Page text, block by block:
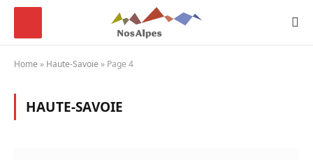
Home » Haute-Savoie » Page 4
HAUTE-SAVOIE